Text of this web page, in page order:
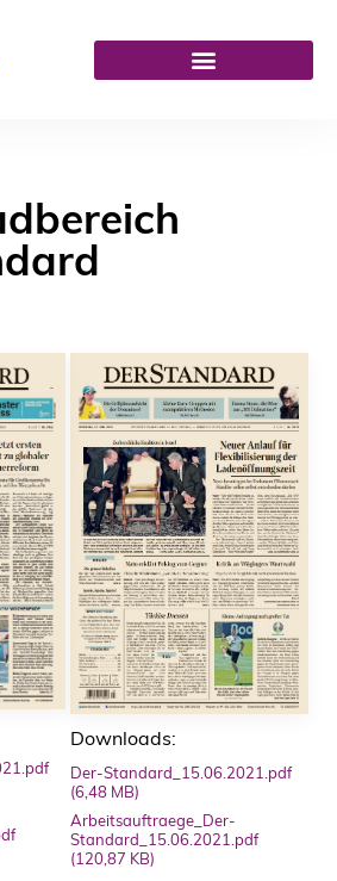
Downloads:
Der-Standard_15.06.2021.pdf
(6,48 MB)
Arbeitsauftraege_Der-
Standard_15.06.2021.pdf
(120,87 KB)